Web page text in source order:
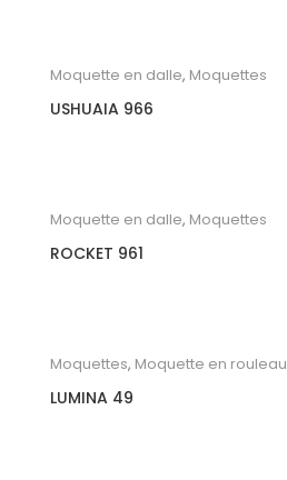
Moquette en dalle, Moquettes
USHUAIA 966
Moquette en dalle, Moquettes
ROCKET 961
Moquettes, Moquette en rouleau
LUMINA 49